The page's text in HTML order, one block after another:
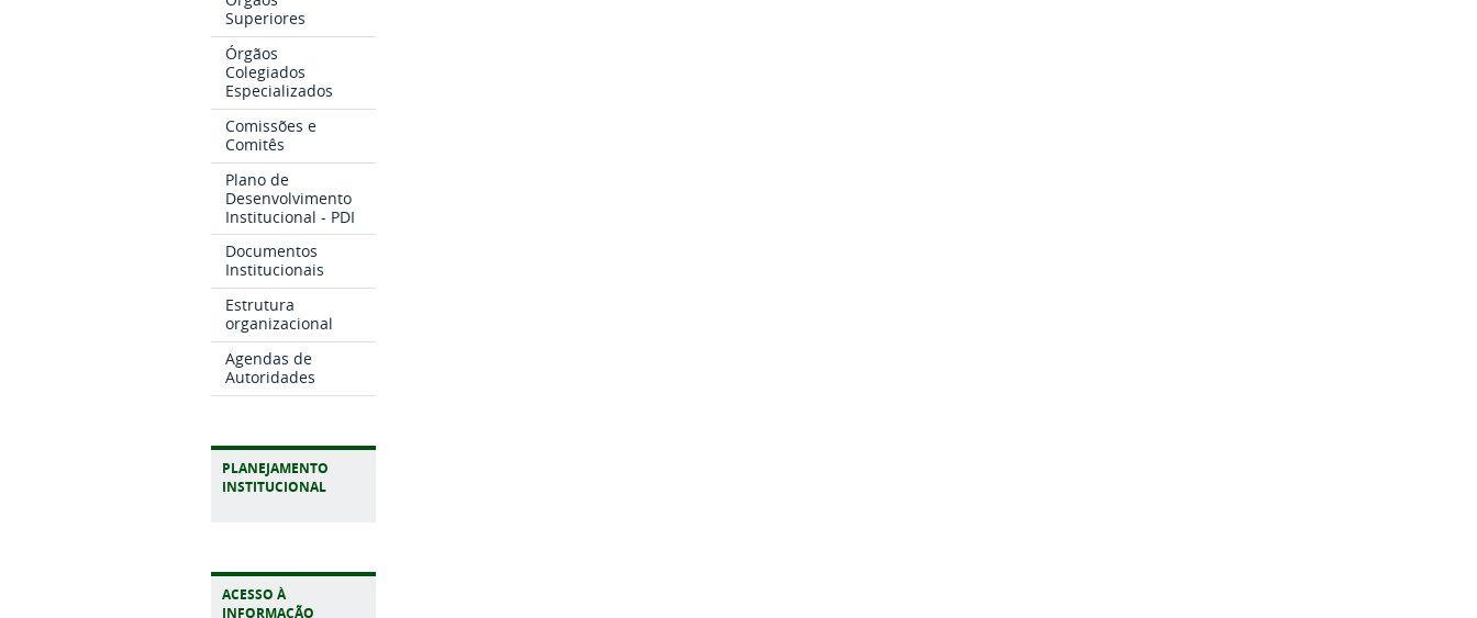
Superiores
Órgãos
Colegiados
Especializados
Comissões e
Comitês
Plano de
Desenvolvimento
Institucional - PDI
Documentos
Institucionais
Estrutura
organizacional
Agendas de
Autoridades
PLANEJAMENTO
INSTITUCIONAL
ACESSO À
INFORMAÇÃO